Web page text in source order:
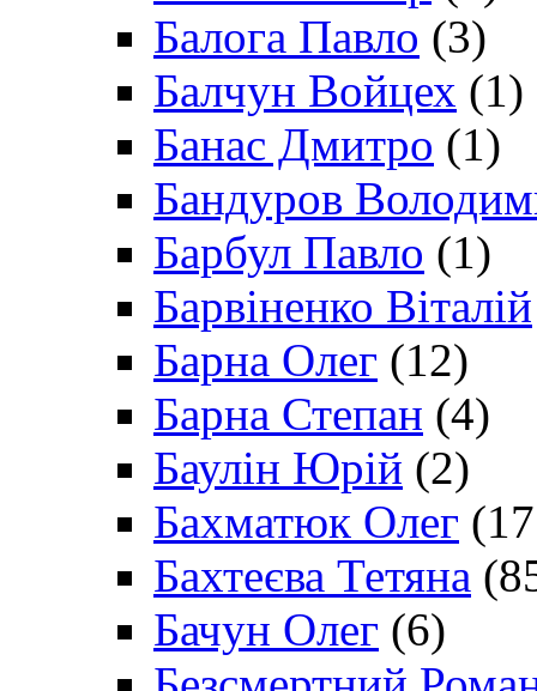
Балога Павло (3)
Балчун Войцех (1)
Банас Дмитро (1)
Бандуров
Барбул Павло (1)
Барвіненко Віталій
Барна Олег (12)
Барна Степан (4)
Баулін Юрій (2)
Бахматюк Олег
Бахтеєва Тетяна
Бачун Олег (6)